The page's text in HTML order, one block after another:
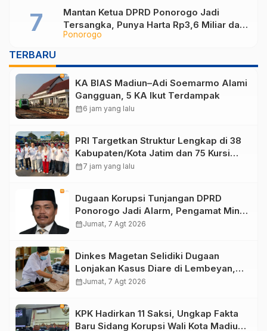
Ponorogo
Mantan Ketua DPRD Ponorogo Jadi
Tersangka, Punya Harta Rp3,6 Miliar dan
Utang Rp1,4 Miliar
TERBARU
KA BIAS Madiun–Adi Soemarmo Alami
Gangguan, 5 KA Ikut Terdampak
calendar_month6 jam yang lalu
PRI Targetkan Struktur Lengkap di 38
Kabupaten/Kota Jatim dan 75 Kursi
DPR RI pada Pemilu 2029
calendar_month7 jam yang lalu
Dugaan Korupsi Tunjangan DPRD
Ponorogo Jadi Alarm, Pengamat Minta
Magetan Perkuat Tata Kelola
calendar_monthJumat, 7 Agt 2026
Dinkes Magetan Selidiki Dugaan
Lonjakan Kasus Diare di Lembeyan,
Lakukan Penyelidikan Epidemiologi
calendar_monthJumat, 7 Agt 2026
KPK Hadirkan 11 Saksi, Ungkap Fakta
Baru Sidang Korupsi Wali Kota Madiun